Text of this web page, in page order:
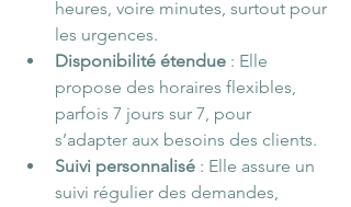
heures, voire minutes, surtout pour
les urgences.
Disponibilité étendue : Elle
propose des horaires flexibles,
parfois 7 jours sur 7, pour
s’adapter aux besoins des clients.
Suivi personnalisé : Elle assure un
suivi régulier des demandes,